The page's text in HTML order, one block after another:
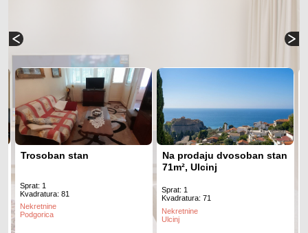
Trosoban stan
Sprat: 1
Kvadratura: 81
Nekretnine
Podgorica
Na prodaju dvosoban stan
71m², Ulcinj
Sprat: 1
Kvadratura: 71
Nekretnine
Ulcinj